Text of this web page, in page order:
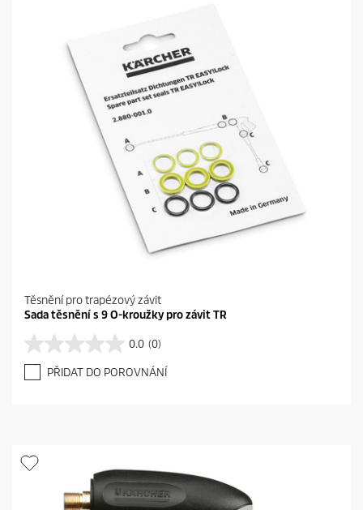
Těsnění pro trapézový závit
Sada těsnění s 9 O-kroužky pro závit TR
0.0 (0)
0
.
0
ě
z
PŘIDAT DO POROVNÁNÍ